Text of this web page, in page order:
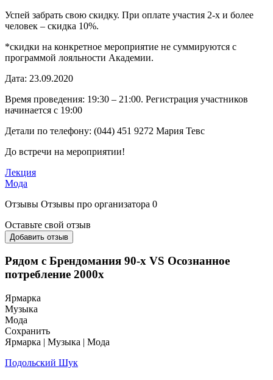
Успей забрать свою скидку. При оплате участия 2-х и более
человек – скидка 10%.
*скидки на конкретное мероприятие не суммируются с
программой лояльности Академии.
Дата: 23.09.2020
Время проведения: 19:30 – 21:00. Регистрация участников
начинается с 19:00
Детали по телефону: (044) 451 9272 Мария Тевс
До встречи на мероприятии!
Лекция
Мода
Отзывы Отзывы про организатора 0
Оставьте свой отзыв
Добавить отзыв
Рядом с Брендомания 90-х VS Осознанное
потребление 2000х
Ярмарка
Музыка
Мода
Сохранить
Ярмарка | Музыка | Мода
Подольский Шук